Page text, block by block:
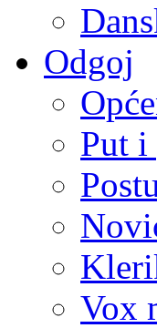
Odgoj
Put i
Vox